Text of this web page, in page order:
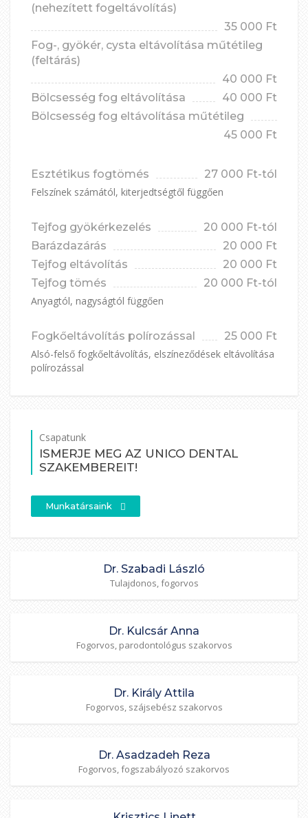
(nehezített fogeltávolítás)
35 000 Ft
Fog-, gyökér, cysta eltávolítása műtétileg
(feltárás)
40 000 Ft
Bölcsesség fog eltávolítása
40 000 Ft
Bölcsesség fog eltávolítása műtétileg
45 000 Ft
Esztétikus fogtömés
27 000 Ft-tól
Felszínek számától, kiterjedtségtől függően
Tejfog gyökérkezelés
20 000 Ft-tól
Barázdazárás
20 000 Ft
Tejfog eltávolítás
20 000 Ft
Tejfog tömés
20 000 Ft-tól
Anyagtól, nagyságtól függően
Fogkőeltávolítás polírozással
25 000 Ft
Alsó-felső fogkőeltávolítás, elszíneződések eltávolítása
polírozással
Csapatunk
ISMERJE MEG AZ UNICO DENTAL
SZAKEMBEREIT!
Munkatársaink
Dr. Szabadi László
Tulajdonos, fogorvos
Dr. Kulcsár Anna
Fogorvos, parodontológus szakorvos
Dr. Király Attila
Fogorvos, szájsebész szakorvos
Dr. Asadzadeh Reza
Fogorvos, fogszabályozó szakorvos